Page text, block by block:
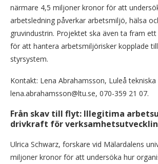
närmare 4,5 miljoner kronor för att
arbetsledning påverkar arbetsmiljö, hälsa
gruvindustrin. Projektet ska även ta fram
för att hantera arbetsmiljörisker kopplade
styrsystem.
Kontakt: Lena Abrahamsson, Luleå
lena.abrahamsson@ltu.se, 070-359 21 07.
Från skav till flyt: Illegitima
drivkraft för
Ulrica Schwarz, forskare vid Mälardalens
miljoner kronor för att undersöka hur